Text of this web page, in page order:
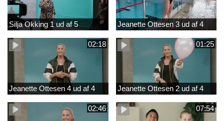
Silja Okking 1 ud af 5 Jeanette Ottesen 3 ud af 4
02:18
Jeanette Ottesen 4 ud af 4
01:25
Jeanette Ottesen 2 ud af 4
02:46 07:54